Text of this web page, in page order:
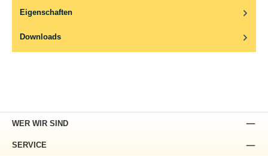
Eigenschaften
Downloads
WER WIR SIND
SERVICE